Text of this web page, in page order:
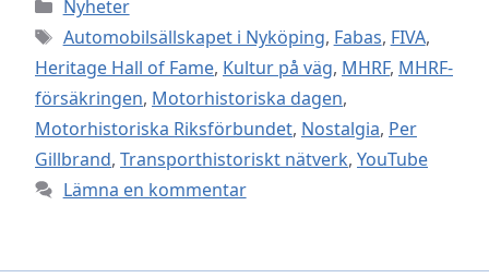
Nyheter
Etiketter
Automobilsällskapet i Nyköping, Fabas, FIVA,
Heritage Hall of Fame, Kultur på väg, MHRF, MHRF-
försäkringen, Motorhistoriska dagen,
Motorhistoriska Riksförbundet, Nostalgia, Per
Gillbrand, Transporthistoriskt nätverk, YouTube
Lämna en kommentar